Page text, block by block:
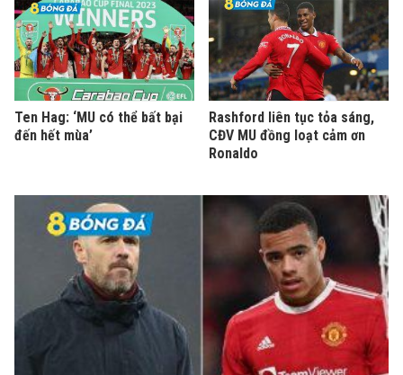
Ten Hag: ‘MU có thể bất bại
đến hết mùa’
Rashford liên tục tỏa sáng,
CĐV MU đồng loạt cảm ơn
Ronaldo